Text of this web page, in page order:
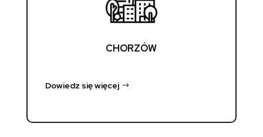
CHORZÓW
Dowiedz się więcej